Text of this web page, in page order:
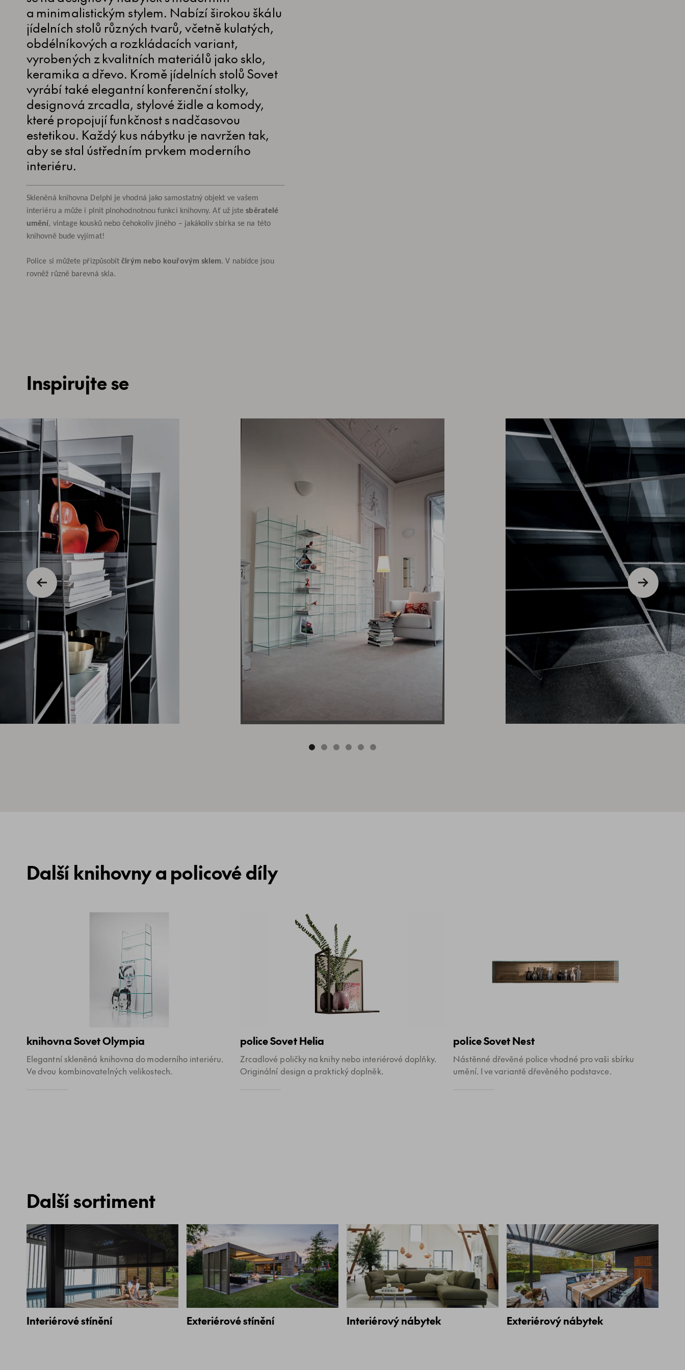
a minimalistickým stylem. Nabízí širokou škálu
jídelních stolů různých tvarů, včetně kulatých,
obdélníkových a rozkládacích variant,
vyrobených z kvalitních materiálů jako sklo,
keramika a dřevo. Kromě jídelních stolů Sovet
vyrábí také elegantní konferenční stolky,
designová zrcadla, stylové židle a komody,
které propojují funkčnost s nadčasovou
estetikou. Každý kus nábytku je navržen tak,
aby se stal ústředním prvkem moderního
interiéru.
Skleněná knihovna Delphi je vhodná jako samostatný objekt ve vašem
interiéru a může i plnit plnohodnotnou funkci knihovny. Ať už jstesběratelé
umění, vintage kousků nebo čehokoliv jiného – jakákoliv sbírka se na této
knihovně bude vyjímat!
Police si můžete přizpůsobitčirým nebo kouřovým sklem. V nabídce jsou
rovněž různě barevná skla.
Inspirujte se
Další knihovny a policové díly
knihovna Sovet Olympia
Elegantní skleněná knihovna do moderního interiéru.
Ve dvou kombinovatelných velikostech.
police Sovet Helia
Zrcadlové poličky na knihy nebo interiérové doplňky.
Originální design a praktický doplněk.
police Sovet Nest
Nástěnné dřevěné police vhodné pro vaši sbírku
umění. I ve variantě dřevěného podstavce.
Další sortiment
Interiérové stínění Exteriérové stínění Interiérový nábytek Exteriérový nábytek